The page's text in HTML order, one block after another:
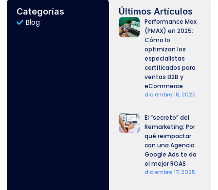
Categorías
Blog
Últimos Artículos
Performance Max
(PMAX) en 2025:
Cómo lo
optimizan los
especialistas
certificados para
ventas B2B y
eCommerce
diciembre 18, 2025
El “secreto” del
Remarketing: Por
qué reimpactar
con una Agencia
Google Ads te da
el mejor ROAS
diciembre 17, 2025